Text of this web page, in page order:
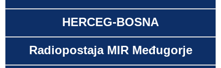
HERCEG-BOSNA
Radiopostaja MIR Međugorje